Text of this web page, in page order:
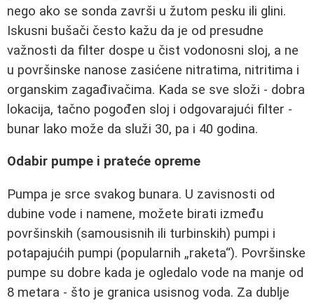
nego ako se sonda završi u žutom pesku ili glini.
Iskusni bušači često kažu da je od presudne
važnosti da filter dospe u čist vodonosni sloj, a ne
u površinske nanose zasićene nitratima, nitritima i
organskim zagađivačima. Kada se sve složi - dobra
lokacija, tačno pogođen sloj i odgovarajući filter -
bunar lako može da služi 30, pa i 40 godina.
Odabir pumpe i prateće opreme
Pumpa je srce svakog bunara. U zavisnosti od
dubine vode i namene, možete birati između
površinskih (samousisnih ili turbinskih) pumpi i
potapajućih pumpi (popularnih „raketa“). Površinske
pumpe su dobre kada je ogledalo vode na manje od
8 metara - što je granica usisnog voda. Za dublje